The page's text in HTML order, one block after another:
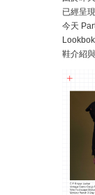
已經呈
今天
鞋介紹